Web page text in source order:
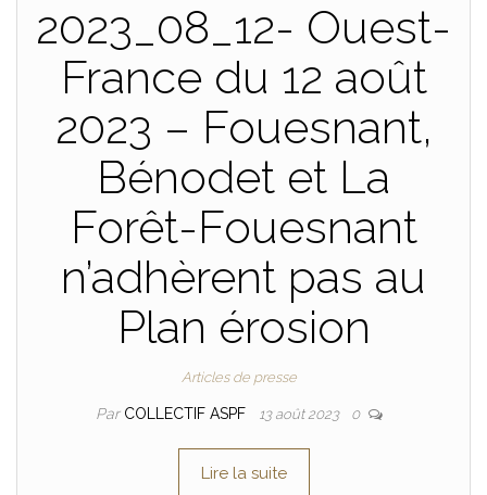
2023_08_12- Ouest-
France du 12 août
2023 – Fouesnant,
Bénodet et La
Forêt-Fouesnant
n’adhèrent pas au
Plan érosion
Articles de presse
Par COLLECTIF ASPF 13 août 2023 0
Lire la suite